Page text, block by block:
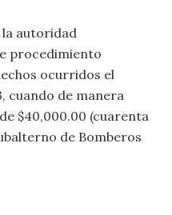
autoridad
procedimiento
ocurridos el
cuando de manera
$40,000.00 (cuarenta
de Bomberos